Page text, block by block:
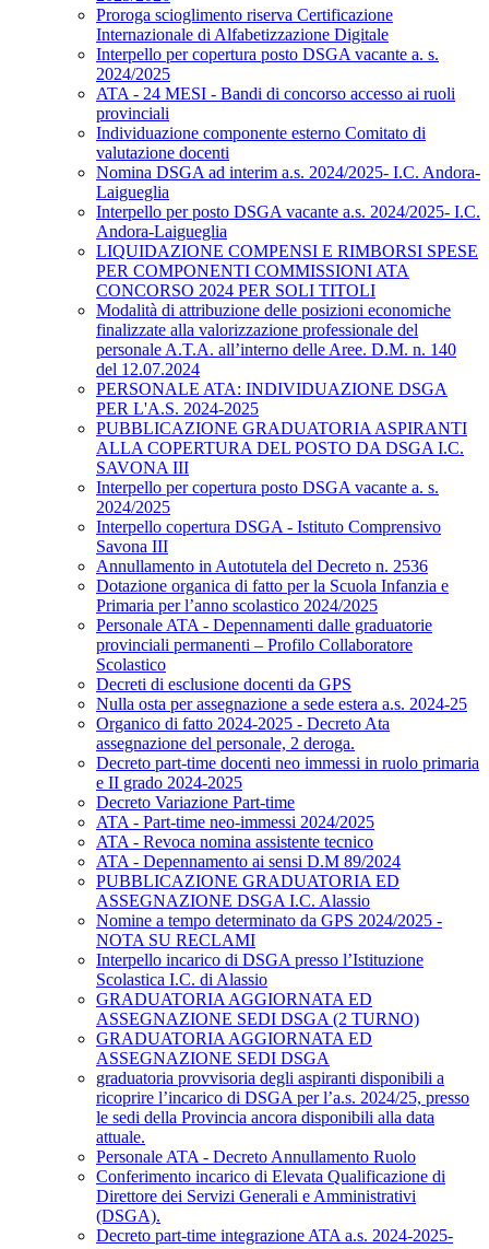
Proroga scioglimento riserva Certificazione
Internazionale di Alfabetizzazione Digitale
Interpello per copertura posto DSGA vacante a. s.
2024/2025
ATA - 24 MESI - Bandi di concorso accesso ai ruoli
provinciali
Individuazione componente esterno Comitato di
valutazione docenti
Nomina DSGA ad interim a.s. 2024/2025- I.C. Andora-
Laigueglia
Interpello per posto DSGA vacante a.s. 2024/2025- I.C.
Andora-Laigueglia
LIQUIDAZIONE COMPENSI E RIMBORSI SPESE
PER COMPONENTI COMMISSIONI ATA
CONCORSO 2024 PER SOLI TITOLI
Modalità di attribuzione delle posizioni economiche
finalizzate alla valorizzazione professionale del
personale A.T.A. all’interno delle Aree. D.M. n. 140
del 12.07.2024
PERSONALE ATA: INDIVIDUAZIONE DSGA
PER L'A.S. 2024-2025
PUBBLICAZIONE GRADUATORIA ASPIRANTI
ALLA COPERTURA DEL POSTO DA DSGA I.C.
SAVONA III
Interpello per copertura posto DSGA vacante a. s.
2024/2025
Interpello copertura DSGA - Istituto Comprensivo
Savona III
Annullamento in Autotutela del Decreto n. 2536
Dotazione organica di fatto per la Scuola Infanzia e
Primaria per l’anno scolastico 2024/2025
Personale ATA - Depennamenti dalle graduatorie
provinciali permanenti – Profilo Collaboratore
Scolastico
Decreti di esclusione docenti da GPS
Nulla osta per assegnazione a sede estera a.s. 2024-25
Organico di fatto 2024-2025 - Decreto Ata
assegnazione del personale, 2 deroga.
Decreto part-time docenti neo immessi in ruolo primaria
e II grado 2024-2025
Decreto Variazione Part-time
ATA - Part-time neo-immessi 2024/2025
ATA - Revoca nomina assistente tecnico
ATA - Depennamento ai sensi D.M 89/2024
PUBBLICAZIONE GRADUATORIA ED
ASSEGNAZIONE DSGA I.C. Alassio
Nomine a tempo determinato da GPS 2024/2025 -
NOTA SU RECLAMI
Interpello incarico di DSGA presso l’Istituzione
Scolastica I.C. di Alassio
GRADUATORIA AGGIORNATA ED
ASSEGNAZIONE SEDI DSGA (2 TURNO)
GRADUATORIA AGGIORNATA ED
ASSEGNAZIONE SEDI DSGA
graduatoria provvisoria degli aspiranti disponibili a
ricoprire l’incarico di DSGA per l’a.s. 2024/25, presso
le sedi della Provincia ancora disponibili alla data
attuale.
Personale ATA - Decreto Annullamento Ruolo
Conferimento incarico di Elevata Qualificazione di
Direttore dei Servizi Generali e Amministrativi
(DSGA).
Decreto part-time integrazione ATA a.s. 2024-2025-